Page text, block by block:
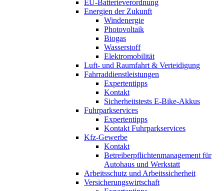
EU-Batterieverordnung
Energien der Zukunft
Windenergie
Photovoltaik
Biogas
Wasserstoff
Elektromobilität
Luft- und Raumfahrt & Verteidigung
Fahrraddienstleistungen
Expertentipps
Kontakt
Sicherheitstests E-Bike-Akkus
Fuhrparkservices
Expertentipps
Kontakt Fuhrparkservices
Kfz-Gewerbe
Kontakt
Betreiberpflichtenmanagement für
Autohaus und Werkstatt
Arbeitsschutz und Arbeitssicherheit
Versicherungswirtschaft